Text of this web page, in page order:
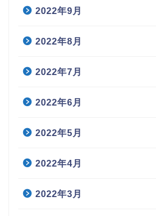
2022年9月
2022年8月
2022年7月
2022年6月
2022年5月
2022年4月
2022年3月